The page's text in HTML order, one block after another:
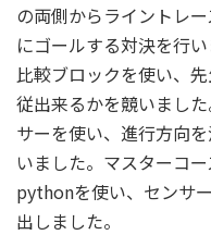
の両側からライントレ
にゴールする対決を行
比較ブロックを使い、
従出来るかを競いまし
サーを使い、進行方向
いました。マスターコ
pythonを使い、センサ
出しました。